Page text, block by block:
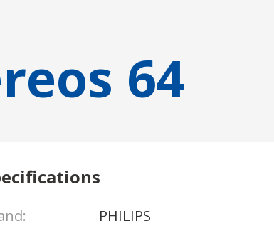
64
PHILIPS